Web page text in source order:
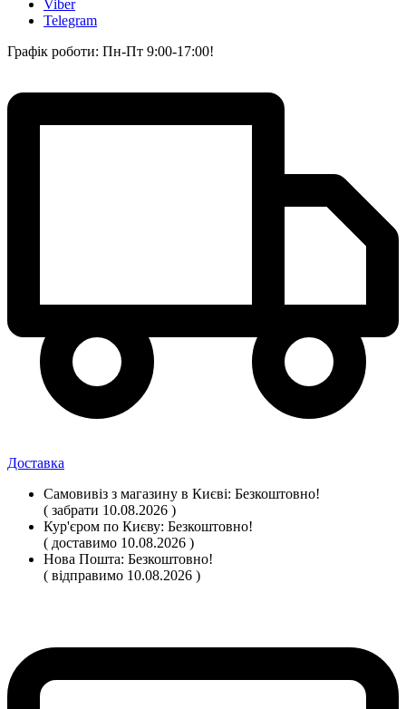
Viber
Telegram
Графік роботи: Пн-Пт 9:00-17:00!
Доставка
Самовивіз з магазину в Києві: Безкоштовно!
( забрати 10.08.2026 )
Кур'єром по Києву: Безкоштовно!
( доставимо 10.08.2026 )
Нова Пошта: Безкоштовно!
( відправимо 10.08.2026 )